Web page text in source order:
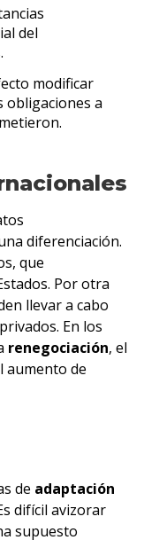
del
modificar
obligaciones a
diferenciación.
que
Por otra
llevar a cabo
En los
renegociación, el
aumento de
de adaptación
difícil avizorar
supuesto